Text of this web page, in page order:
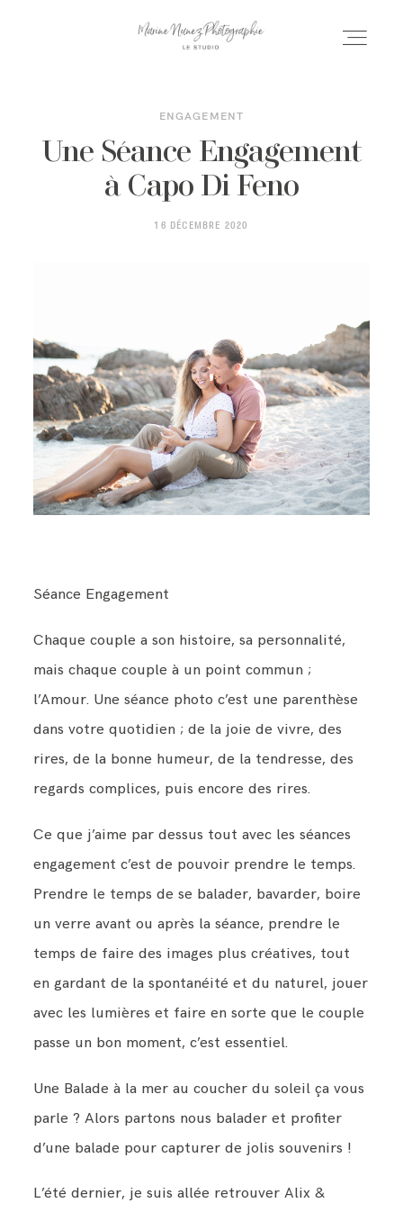
ACCUEIL
SÉANCES
PORFOLIO
INFOS
BLOG
ENGAGEMENT
Une Séance Engagement
à Capo Di Feno
16 DÉCEMBRE 2020
Séance Engagement
Chaque couple a son histoire, sa personnalité,
mais chaque couple à un point commun ;
l’Amour. Une séance photo c’est une parenthèse
dans votre quotidien ; de la joie de vivre, des
rires, de la bonne humeur, de la tendresse, des
regards complices, puis encore des rires.
Ce que j’aime par dessus tout avec les séances
engagement c’est de pouvoir prendre le temps.
Prendre le temps de se balader, bavarder, boire
un verre avant ou après la séance, prendre le
temps de faire des images plus créatives, tout
en gardant de la spontanéité et du naturel, jouer
avec les lumières et faire en sorte que le couple
passe un bon moment, c’est essentiel.
Une Balade à la mer au coucher du soleil ça vous
parle ? Alors partons nous balader et profiter
d’une balade pour capturer de jolis souvenirs !
L’été dernier, je suis allée retrouver Alix &